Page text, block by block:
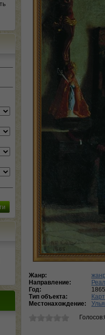
Жанр:
Направление:
Год:
1865
Тип объекта:
Местонахождение: